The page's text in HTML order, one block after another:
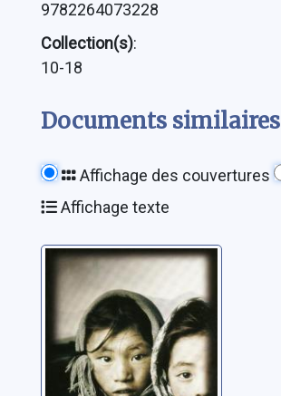
9782264073228
Collection(s):
10-18
Documents similaires
Affichage des couvertures
Affichage texte
La prière du
tueur
Pattison, Eliot